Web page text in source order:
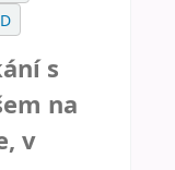
s
na
v